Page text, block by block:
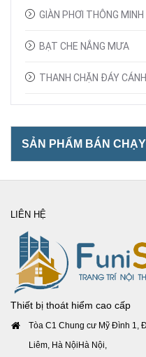
GIÀN PHƠI THÔNG MINH
BẠT CHE NẮNG MƯA
THANH CHẶN ĐÁY
SẢN PHẨM BÁN CHẠY
LIÊN HỆ
Thiết bị thoát hiểm cao cấp
Tòa C1 Chung cư Mỹ Đình 1,
Liêm, Hà NộiHà Nội,